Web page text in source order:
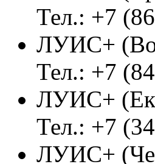
Тел.: +7
ЛУИС+
Тел.: +7
ЛУИС+
Тел.: +7
ЛУИС+